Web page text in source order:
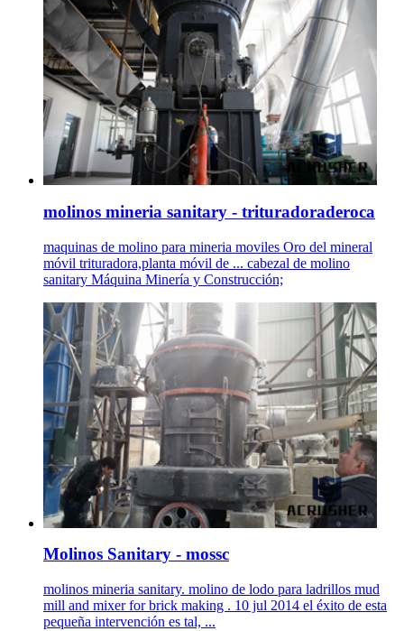
molinos mineria sanitary - trituradoraderoca
maquinas de molino para mineria moviles Oro del mineral
móvil trituradora,planta móvil de ... cabezal de molino
sanitary Máquina Minería y Construcción;
Molinos Sanitary - mossc
molinos mineria sanitary. molino de lodo para ladrillos mud
mill and mixer for brick making . 10 jul 2014 el éxito de esta
pequeña intervención es tal, ...